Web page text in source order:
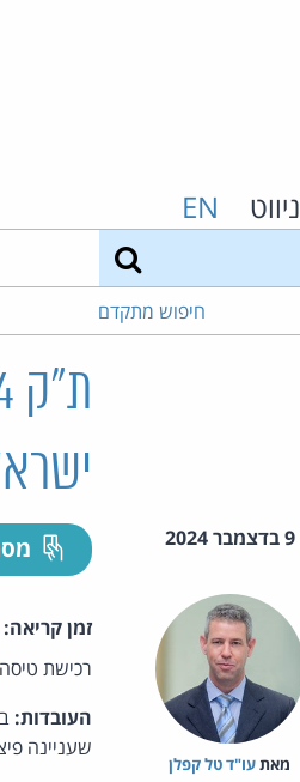
ניווט EN
חיפוש מתקדם
9 בדצמבר 2024
מאת‏עו"ד טל קפלן
זמן קריאה:
רכישת
העובדות:
שעניינה